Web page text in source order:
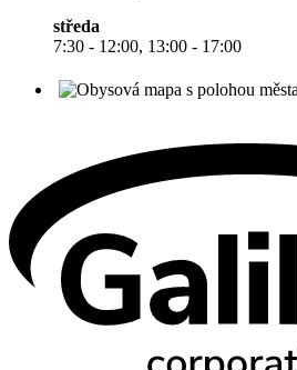
středa
7:30 - 12:00, 13:00 - 17:00